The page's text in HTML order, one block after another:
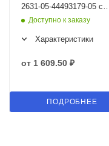
2631-05-44493179-05 с
изм.1
Доступно к заказу
Характеристики
от 1 609.50 ₽
ПОДРОБНЕЕ